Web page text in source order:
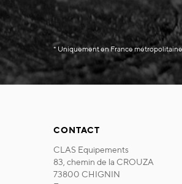
* Uniquement en France
CONTACT
CLAS Equipements
83, chemin de la CROUZA
73800 CHIGNIN